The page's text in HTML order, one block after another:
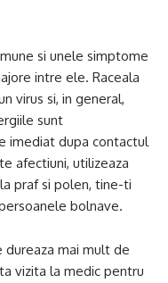
si unele simptome
intre ele. Raceala
virus si, in general,
sunt
imediat dupa contactul
afectiuni, utilizeaza
praf si polen, tine-ti
bolnave.
mai mult de
vizita la medic pentru